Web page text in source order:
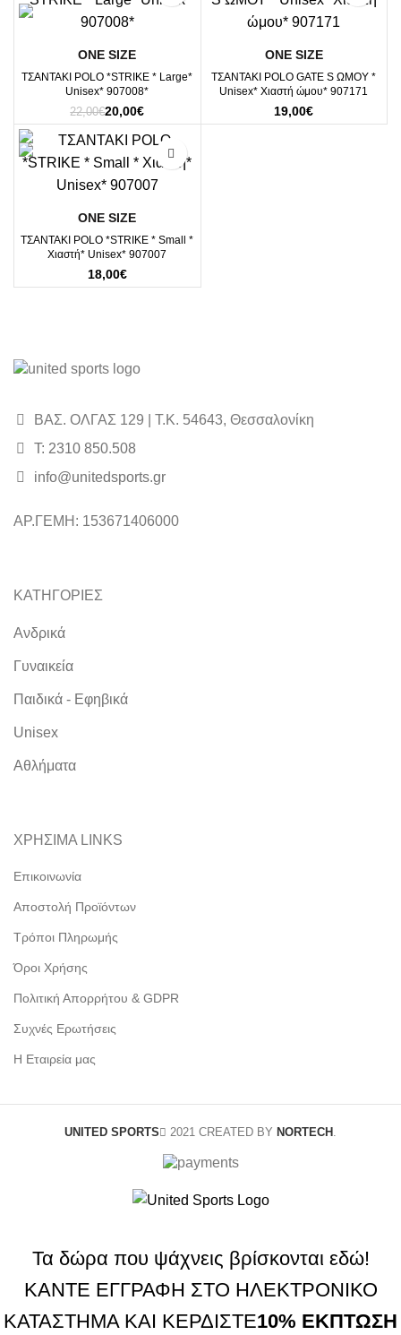
ΟΝΕ SΙΖΕ
ΤΣΑΝΤΑΚΙ POLO *STRIKE * Large*
Unisex* 907008*
22,00€Original
price
was:
22,00€.
20,00€Η
τρέχουσα
τιμή
είναι:
20,00€.
ΟΝΕ SΙΖΕ
ΤΣΑΝΤΑΚΙ POLO GATE S ΩΜΟΥ *
Unisex* Χιαστή ώμου* 907171
19,00€
ΟΝΕ SΙΖΕ
ΤΣΑΝΤΑΚΙ POLO *STRIKE * Small *
Xιαστή* Unisex* 907007
18,00€
ΒΑΣ. ΟΛΓΑΣ 129 | Τ.Κ. 54643, Θεσσαλονίκη
Τ: 2310 850.508
info@unitedsports.gr
ΑΡ.ΓΕΜΗ: 153671406000
ΚΑΤΗΓΟΡΙΕΣ
Ανδρικά
Γυναικεία
Παιδικά - Εφηβικά
Unisex
Αθλήματα
ΧΡΗΣΙΜΑ LINKS
Επικοινωνία
Αποστολή Προϊόντων
Τρόποι Πληρωμής
Όροι Χρήσης
Πολιτική Απορρήτου & GDPR
Συχνές Ερωτήσεις
Η Εταιρεία μας
UNITED SPORTS 2021 CREATED BY NORTECH
Τα δώρα που ψάχνεις βρίσκονται εδώ!
ΚΑΝΤΕ ΕΓΓΡΑΦΗ ΣΤΟ ΗΛΕΚΤΡΟΝΙΚΟ
ΚΑΤΑΣΤΗΜΑ ΚΑΙ ΚΕΡΔΙΣΤΕ10% ΕΚΠΤΩΣΗ